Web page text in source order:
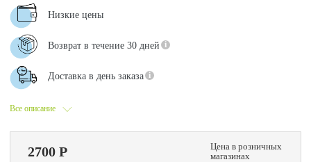
Все описание
Низкие цены
Возврат в течение 30 дней
Доставка в день заказа
2700 Р
Цена в розничных
магазинах